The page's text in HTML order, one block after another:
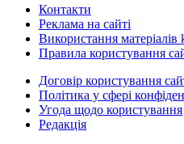
Контакти
Реклама на сайті
Використання матеріалів
Правила користування
Договір користування
Політика у сфері
Угода щодо користування
Редакція